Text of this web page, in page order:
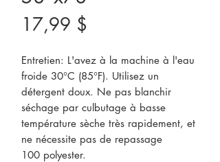
17,99 $
Entretien: L'avez à la machine à l'eau
froide 30°C (85°F). Utilisez un
détergent doux. Ne pas blanchir
séchage par culbutage à basse
température sèche très rapidement, et
ne nécessite pas de repassage
100 polyester.